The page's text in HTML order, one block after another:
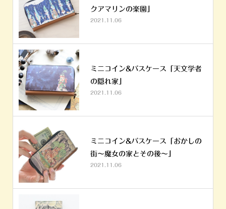
クアマリンの楽園」
2021.11.06
ミニコイン&パスケース「天文学者
の隠れ家」
2021.11.06
ミニコイン&パスケース「おかしの
街～魔女の家とその後～」
2021.11.06